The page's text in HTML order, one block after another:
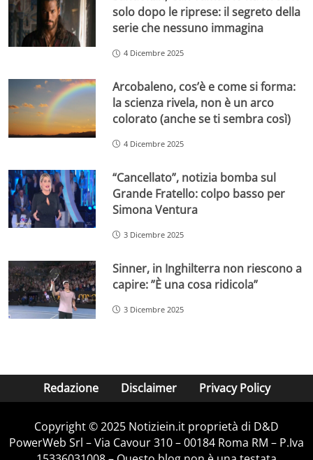
solo dopo le riprese: il segreto della
serie che nessuno immagina
4 Dicembre 2025
Arcobaleno, cos’è e come si forma:
la scienza rivela, non è un arco
colorato (anche se ti sembra così)
4 Dicembre 2025
“Cancellato”, notizia bomba sul
Grande Fratello: colpo basso per
Simona Ventura
3 Dicembre 2025
Sinner, in Inghilterra non riescono a
capire: ”È una cosa ridicola”
3 Dicembre 2025
Redazione Disclaimer Privacy Policy
Copyright © 2025 Notiziein.it proprietà di D&D
PowerWeb Srl – Via Cavour 310 – 00184 Roma RM – P.Iva